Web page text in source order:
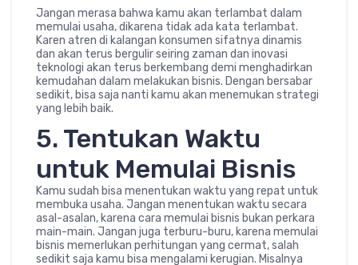
Jangan merasa bahwa kamu akan terlambat dalam
memulai usaha, dikarena tidak ada kata terlambat.
Karen atren di kalangan konsumen sifatnya dinamis
dan akan terus bergulir seiring zaman dan inovasi
teknologi akan terus berkembang demi menghadirkan
kemudahan dalam melakukan bisnis. Dengan bersabar
sedikit, bisa saja nanti kamu akan menemukan strategi
yang lebih baik.
5. Tentukan Waktu
untuk Memulai Bisnis
Kamu sudah bisa menentukan waktu yang repat untuk
membuka usaha. Jangan menentukan waktu secara
asal-asalan, karena cara memulai bisnis bukan perkara
main-main. Jangan juga terburu-buru, karena memulai
bisnis memerlukan perhitungan yang cermat, salah
sedikit saja kamu bisa mengalami kerugian. Misalnya